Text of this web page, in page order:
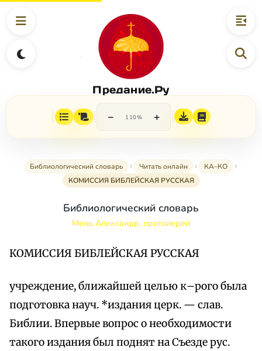
Предание.Ру
− 110% +
Библиологический словарь Читать онлайн
КА–КО
КОМИССИЯ БИБЛЕЙСКАЯ РУССКАЯ
Библиологический словарь
Мень Александр, протоиерей
КОМИССИЯ БИБЛЕЙСКАЯ РУССКАЯ
учреждение, ближайшей целью к–рого была
подготовка науч. *издания церк. — слав.
Библии. Впервые вопрос о необходимости
такого издания был поднят на Съезде рус.